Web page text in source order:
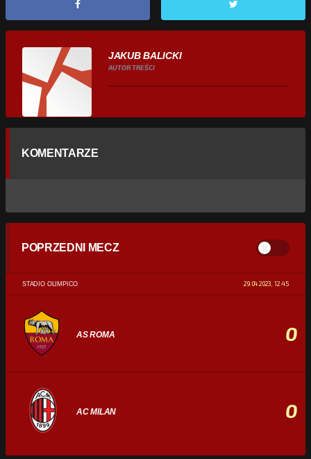
JAKUB BALICKI
AUTOR TREŚCI
KOMENTARZE
POPRZEDNI MECZ
STADIO OLIMPICO 29.04.2023, 12:45
AS ROMA 0
AC MILAN 0